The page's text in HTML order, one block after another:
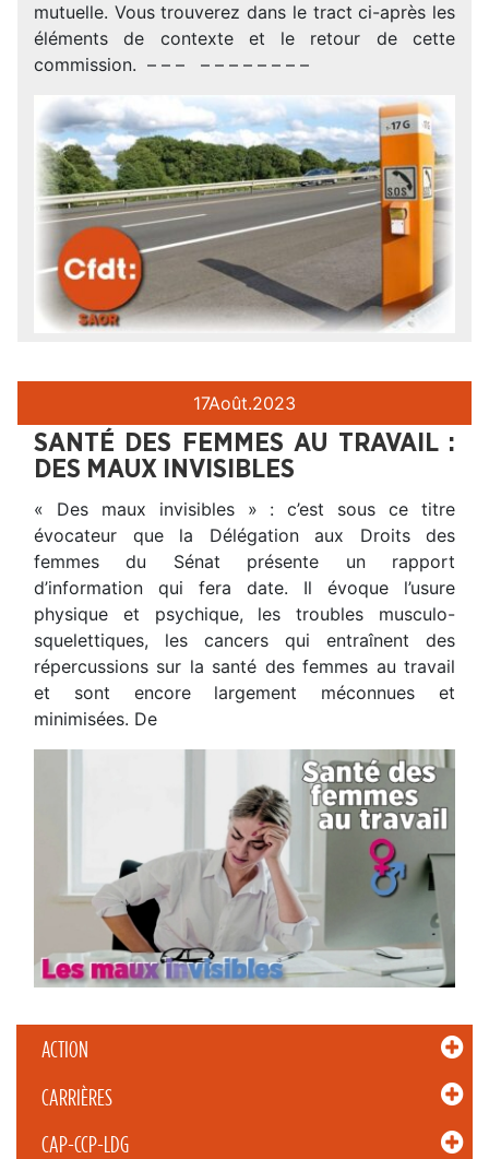
ACTION
CARRIÈRES
CAP-CCP-LDG
mutuelle. Vous trouverez dans le tract ci-après les
éléments de contexte et le retour de cette
commission. – – – – – – – – – – –
17Août.2023
SANTÉ DES FEMMES AU TRAVAIL :
DES MAUX INVISIBLES
« Des maux invisibles » : c’est sous ce titre
évocateur que la Délégation aux Droits des
femmes du Sénat présente un rapport
d’information qui fera date. Il évoque l’usure
physique et psychique, les troubles musculo-
squelettiques, les cancers qui entraînent des
répercussions sur la santé des femmes au travail
et sont encore largement méconnues et
minimisées. De